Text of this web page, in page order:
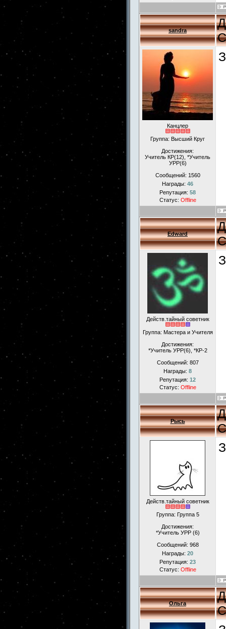
sandra
Канцлер
Группа: Высший Круг
Достижения:
Учитель КР(12), *Учитель
УРР(6)
Сообщений: 1560
Награды: 46
Репутация: 58
Статус: Offline
Edward
Действ.тайный советник
Группа: Мастера и Учителя
Достижения:
*Учитель УРР(6), *КР-2
Сообщений: 807
Награды: 8
Репутация: 12
Статус: Offline
Рысь
Действ.тайный советник
Группа: Группа 5
Достижения:
*Учитель УРР (6)
Сообщений: 968
Награды: 20
Репутация: 23
Статус: Offline
Ольга